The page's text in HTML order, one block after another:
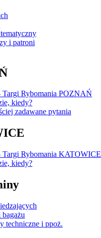
i patroni
Targi Rybomania POZNAŃ
kiedy?
zadawane pytania
Targi Rybomania KATOWICE
kiedy?
bagażu
techniczne i ppoż.